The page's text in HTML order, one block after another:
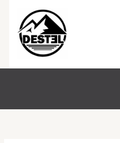
contenu